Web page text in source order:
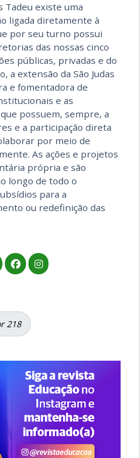
Tadeu existe uma
ligada diretamente à
por seu turno possui
das nossas cinco
públicas, privadas e do
a extensão da São Judas
e fomentadora de
e as
possuem, sempre, a
e a participação direta
por meio de
As ações e projetos
própria e são
longo de todo o
para a
ou redefinição das
218